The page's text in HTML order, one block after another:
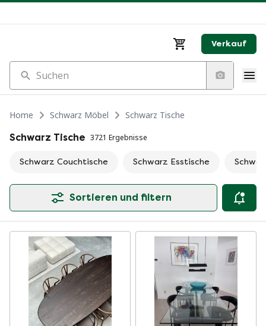
Verkauf
Suchen
Home Schwarz Möbel
Schwarz Tische
Schwarz Tische 3721 Ergebnisse
Schwarz Couchtische Schwarz Esstische
Sortieren und filtern